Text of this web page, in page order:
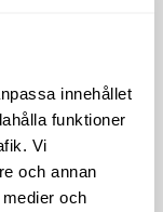
innehållet
funktioner
Vi
och annan
och
Kia EV6